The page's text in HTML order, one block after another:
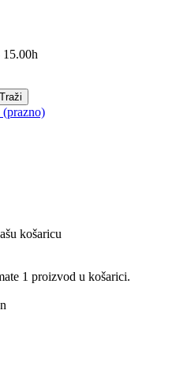
Traži
(prazno)
košaricu
1 proizvod u košarici.